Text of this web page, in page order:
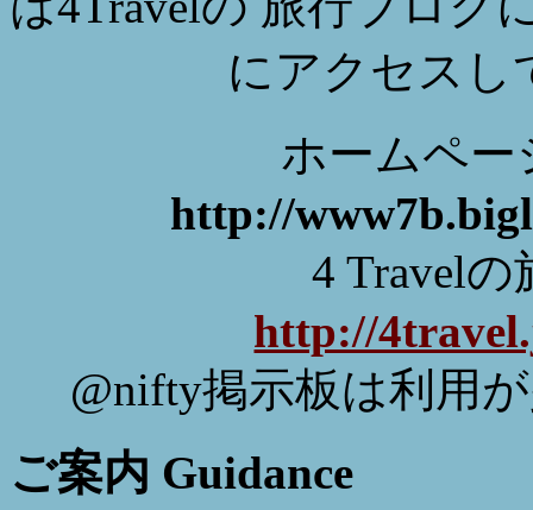
にアクセスし
ホームペー
http://
4 Travel
http://
@nifty掲示板は利用
ご案内 Guidance